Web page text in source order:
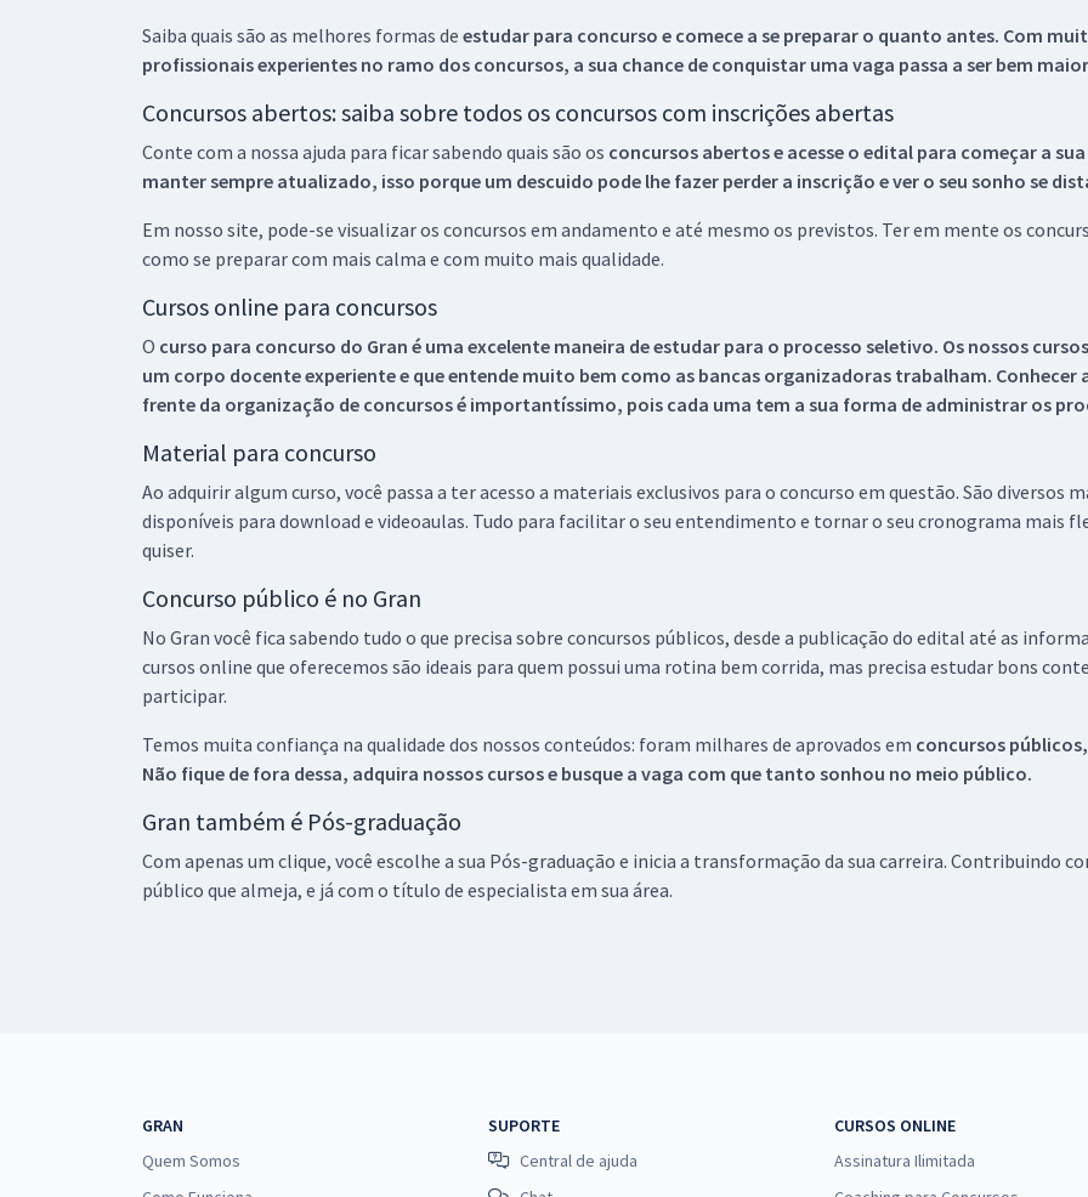
Saiba quais são as melhores formas de estudar para concurso e comece a se preparar o quanto antes. Com
profissionais experientes no ramo dos concursos, a sua chance de conquistar uma vaga passa a ser bem
Concursos abertos: saiba sobre todos os concursos com inscrições abertas
Conte com a nossa ajuda para ficar sabendo quais são os concursos abertos e acesse o edital para começar a
manter sempre atualizado, isso porque um descuido pode lhe fazer perder a inscrição e ver o seu sonho se
Em nosso site, pode-se visualizar os concursos em andamento e até mesmo os previstos. Ter em mente os
como se preparar com mais calma e com muito mais qualidade.
Cursos online para concursos
O curso para concurso do Gran é uma excelente maneira de estudar para o processo seletivo. Os nossos
um corpo docente experiente e que entende muito bem como as bancas organizadoras trabalham.
frente da organização de concursos é importantíssimo, pois cada uma tem a sua forma de administrar os
Material para concurso
Ao adquirir algum curso, você passa a ter acesso a materiais exclusivos para o concurso em questão. São
disponíveis para download e videoaulas. Tudo para facilitar o seu entendimento e tornar o seu cronograma mais
quiser.
Concurso público é no Gran
No Gran você fica sabendo tudo o que precisa sobre concursos públicos, desde a publicação do edital até as
cursos online que oferecemos são ideais para quem possui uma rotina bem corrida, mas precisa estudar bons
participar.
Temos muita confiança na qualidade dos nossos conteúdos: foram milhares de aprovados em concursos
Não fique de fora dessa, adquira nossos cursos e busque a vaga com que tanto sonhou no meio público.
Gran também é Pós-graduação
Com apenas um clique, você escolhe a sua Pós-graduação e inicia a transformação da sua carreira. Contribuindo
público que almeja, e já com o título de especialista em sua área.
GRAN
Quem Somos
SUPORTE
Central de ajuda
CURSOS ONLINE
Assinatura Ilimitada